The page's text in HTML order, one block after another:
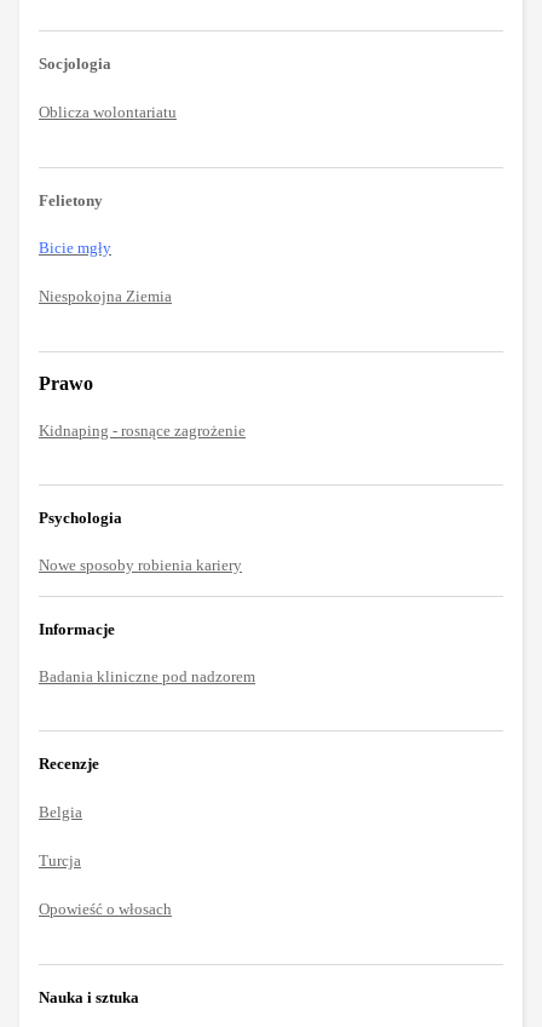
Socjologia
Oblicza wolontariatu
Felietony
Bicie mgły
Niespokojna Ziemia
Prawo
Kidnaping - rosnące zagrożenie
Psychologia
Nowe sposoby robienia kariery
Informacje
Badania kliniczne pod nadzorem
Recenzje
Belgia
Turcja
Opowieść o włosach
Nauka i sztuka